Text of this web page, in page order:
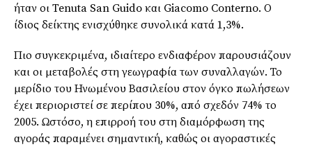
ήταν οι Tenuta San Guido και Giacomo Conterno. Ο
ίδιος δείκτης ενισχύθηκε συνολικά κατά 1,3%.
Πιο συγκεκριμένα, ιδιαίτερο ενδιαφέρον παρουσιάζουν
και οι μεταβολές στη γεωγραφία των συναλλαγών. Το
μερίδιο του Ηνωμένου Βασιλείου στον όγκο πωλήσεων
έχει περιοριστεί σε περίπου 30%, από σχεδόν 74% το
2005. Ωστόσο, η επιρροή του στη διαμόρφωση της
αγοράς παραμένει σημαντική, καθώς οι αγοραστικές